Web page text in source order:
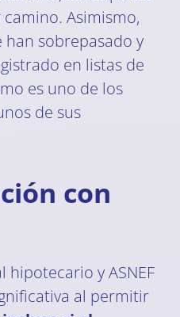
Asimismo,
sobrepasado y
en listas de
es uno de los
de sus
con
hipotecario y ASNEF
al permitir